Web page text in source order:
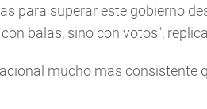
para superar este gobierno
balas, sino con votos",
mucho mas consistente